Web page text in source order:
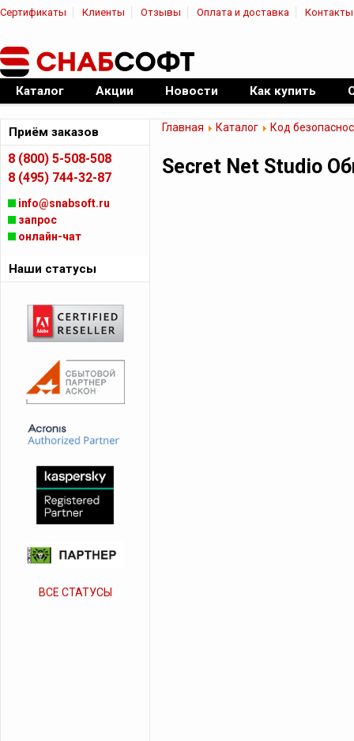
Сертификаты Клиенты Отзывы Оплата и доставка Контакты
Официальный дилер ПО
Каталог Акции Новости Как купить
Главная Каталог Код
Secret Net Studio
Приём заказов
8 (800) 5-508-508
8 (495) 744-32-87
info@snabsoft.ru
запрос
онлайн-чат
Наши статусы
ВСЕ СТАТУСЫ